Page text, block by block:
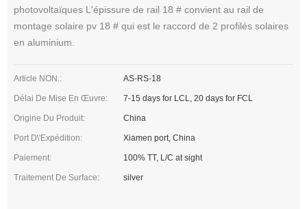
photovoltaïques L'épissure de rail 18 # convient au rail de
montage solaire pv 18 # qui est le raccord de 2 profilés solaires
en aluminium.
Article NON.: AS-RS-18
Délai De Mise En Œuvre: 7-15 days for LCL, 20 days for FCL
Origine Du Produit: China
Port D\'expédition: Xiamen port, China
Paiement: 100% TT, L/C at sight
Traitement De Surface: silver